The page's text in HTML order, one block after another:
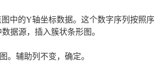
中的Y轴坐标数据。这个数字序列按照序
据源，插入簇状条形图。
。辅助列不变，确定。